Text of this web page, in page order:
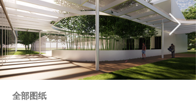
全部图纸